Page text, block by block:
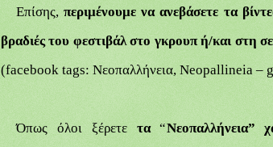
Επίσης,περιμένουμε να ανεβάσετε τα
βραδιές του φεστιβάλ στο γκρουπ ή/και στη
(facebook tags: Νεοπαλλήνεια, Neopallineia –
Όπως όλοι ξέρετε τα“Νεοπαλλήνεια”